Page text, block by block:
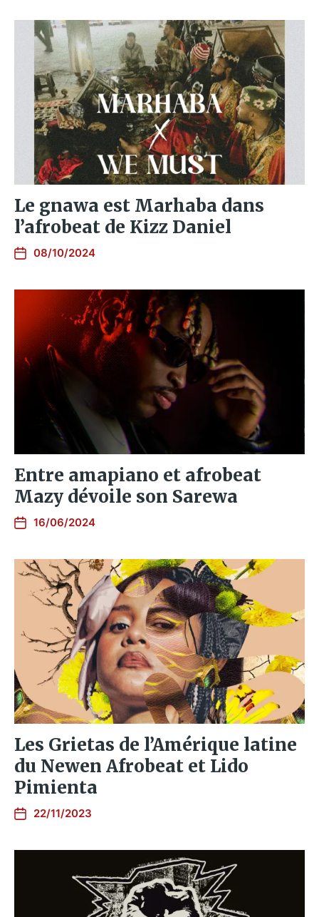
Le gnawa est Marhaba dans
l’afrobeat de Kizz Daniel
08/10/2024
Entre amapiano et afrobeat
Mazy dévoile son Sarewa
16/06/2024
Les Grietas de l’Amérique latine
du Newen Afrobeat et Lido
Pimienta
22/11/2023